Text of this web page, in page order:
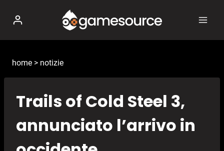
contenuto
home > notizie
Trails of Cold Steel 3,
annunciato l’arrivo in